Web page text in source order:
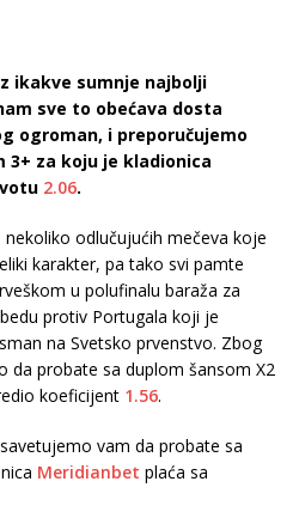
ikakve sumnje najbolji
sve to obećava dosta
ogroman, i preporučujemo
za koju je kladionica
2.06.
nekoliko odlučujućih mečeva koje
karakter, pa tako svi pamte
u polufinalu baraža za
protiv Portugala koji je
na Svetsko prvenstvo. Zbog
da probate sa duplom šansom X2
koeficijent 1.56.
vam da probate sa
Meridianbet plaća sa